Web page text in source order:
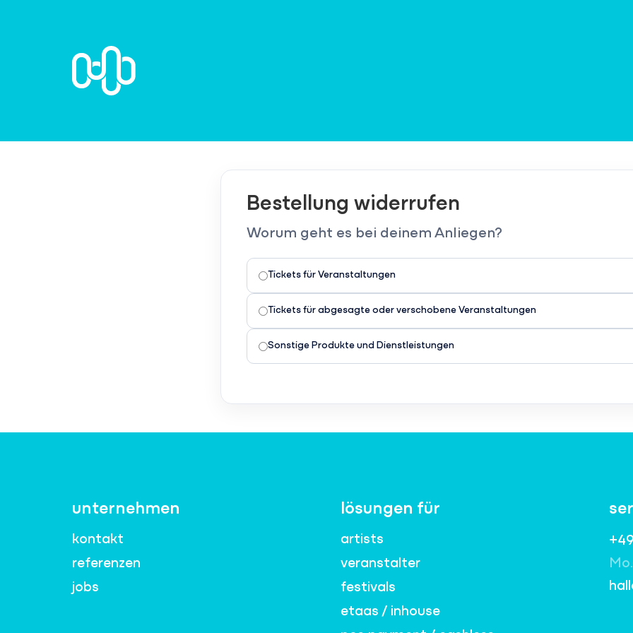
Bestellung widerrufen
Worum geht es bei deinem Anliegen?
Tickets für Veranstaltungen
Tickets für abgesagte oder verschobene Veranstaltungen
Sonstige Produkte und Dienstleistungen
unternehmen
kontakt
referenzen
jobs
lösungen für
artists
veranstalter
festivals
etaas / inhouse